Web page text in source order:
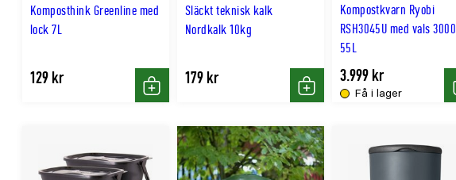
Komposthink Greenline med
lock 7L
129 kr
Köp
Släckt teknisk kalk
Nordkalk 10kg
179 kr
Köp
Kompostkvarn Ryobi
RSH3045U med vals
55L
Få i lager
3.999 kr